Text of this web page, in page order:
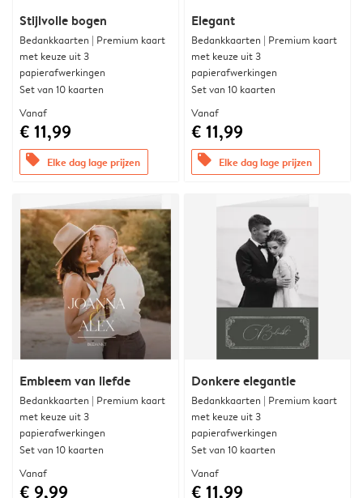
Stijlvolle bogen
Bedankkaarten | Premium kaart
met keuze uit 3
papierafwerkingen
Set van 10 kaarten
Vanaf
€ 11,99
offers Elke dag lage prijzen
Elegant
Bedankkaarten | Premium kaart
met keuze uit 3
papierafwerkingen
Set van 10 kaarten
Vanaf
€ 11,99
offers Elke dag lage prijzen
Embleem van liefde
Bedankkaarten | Premium kaart
met keuze uit 3
papierafwerkingen
Set van 10 kaarten
Vanaf
€ 9,99
Donkere elegantie
Bedankkaarten | Premium kaart
met keuze uit 3
papierafwerkingen
Set van 10 kaarten
Vanaf
€ 11,99